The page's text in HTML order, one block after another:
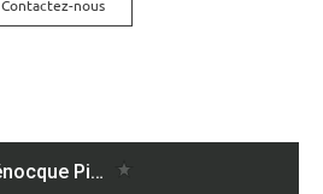
Contactez-nous